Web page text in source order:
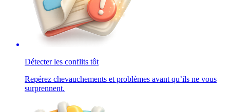
Détecter les conflits tôt
Repérez chevauchements et problèmes avant qu’ils ne vous
surprennent.